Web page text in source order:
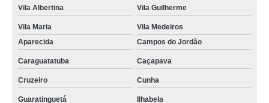
Vila Albertina Vila Guilherme
Vila Maria
Vila Medeiros
Aparecida
Campos do Jordão
Caraguatatuba Caçapava
Cruzeiro Cunha
Guaratinguetá Ilhabela